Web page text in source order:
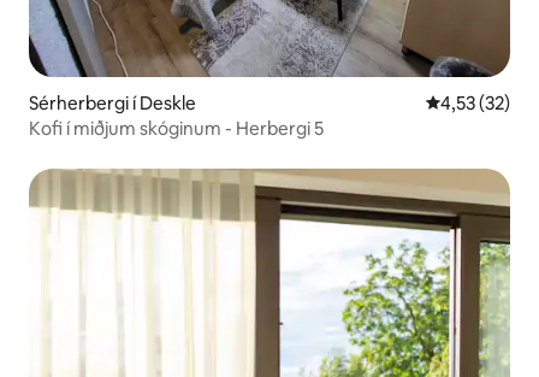
Sérherbergi í Deskle 4,53 af 5 í
4,53 (32)
Kofi í miðjum skóginum - Herbergi 5